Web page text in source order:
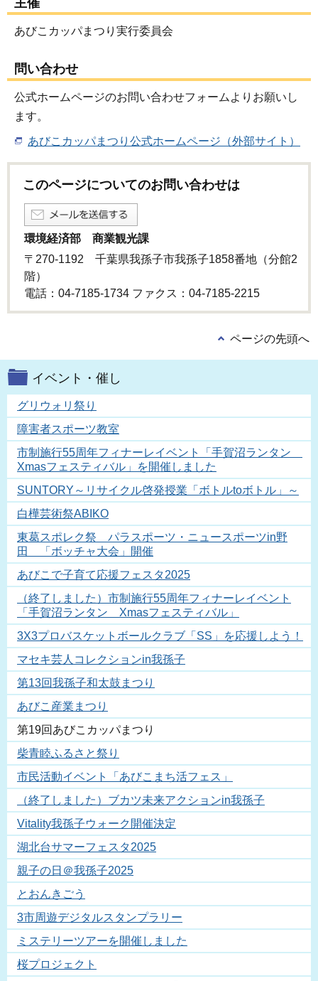
主催
あびこカッパまつり実行委員会
問い合わせ
公式ホームページのお問い合わせフォームよりお願いし
ます。
あびこカッパまつり公式ホームページ（外部サイト）
このページについてのお問い合わせは
環境経済部 商業観光課
〒270-1192 千葉県我孫子市我孫子1858番地（分館2
階）
電話：04-7185-1734 ファクス：04-7185-2215
ページの先頭へ
イベント・催し
グリウォリ祭り
障害者スポーツ教室
市制施行55周年フィナーレイベント「手賀沼ランタン
Xmasフェスティバル」を開催しました
SUNTORY～リサイクル啓発授業「ボトルtoボトル」～
白樺芸術祭ABIKO
東葛スポレク祭 パラスポーツ・ニュースポーツin野
田 「ボッチャ大会」開催
あびこで子育て応援フェスタ2025
（終了しました）市制施行55周年フィナーレイベント
「手賀沼ランタン Xmasフェスティバル」
3X3プロバスケットボールクラブ「SS」を応援しよう！
マセキ芸人コレクションin我孫子
第13回我孫子和太鼓まつり
あびこ産業まつり
第19回あびこカッパまつり
柴青睦ふるさと祭り
市民活動イベント「あびこまち活フェス」
（終了しました）ブカツ未来アクションin我孫子
Vitality我孫子ウォーク開催決定
湖北台サマーフェスタ2025
親子の日＠我孫子2025
とおんきごう
3市周遊デジタルスタンプラリー
ミステリーツアーを開催しました
桜プロジェクト